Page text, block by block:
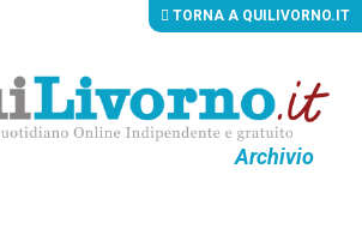
Archivio
TORNA A QUILIVORNO.IT